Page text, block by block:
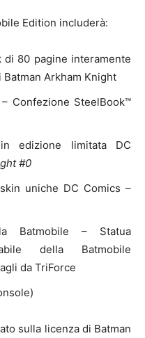
Edition includerà:
80 pagine interamente
Arkham Knight
Confezione SteelBook™
edizione limitata DC
#0
uniche DC Comics –
Batmobile – Statua
della Batmobile
da TriForce
sulla licenza di Batman